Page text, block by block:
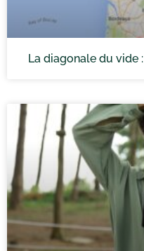
La diagonale du vide